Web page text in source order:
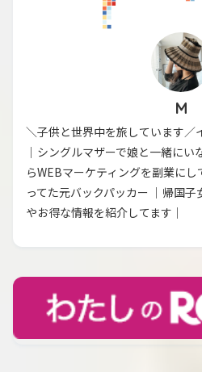
M
＼子供と世界中を旅しています／
｜シングルマザーで娘と一緒に
らWEBマーケティングを副業に
ってた元バックパッカー ｜帰国
やお得な情報を紹介してます｜